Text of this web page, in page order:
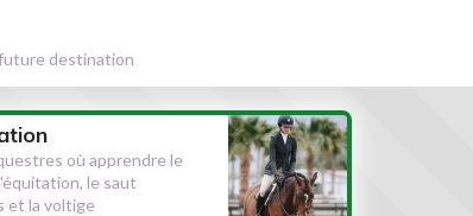
future destination
où apprendre le
le saut
et la voltige